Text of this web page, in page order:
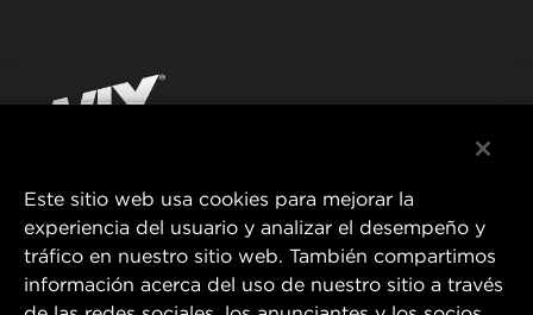
¡CONTÁCTENOS!
IMPRESSUM
YouTube
MANN+HUMMEL FT Poland
ul. Wrocławska 145,
63-800 GOSTYŃ, POLAND
Este sitio web usa cookies para mejorar la
experiencia del usuario y analizar el desempeño y
tráfico en nuestro sitio web. También compartimos
información acerca del uso de nuestro sitio a través